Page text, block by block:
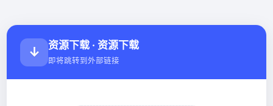
↓ 资源下载 · 资源下载
即将跳转到外部链接